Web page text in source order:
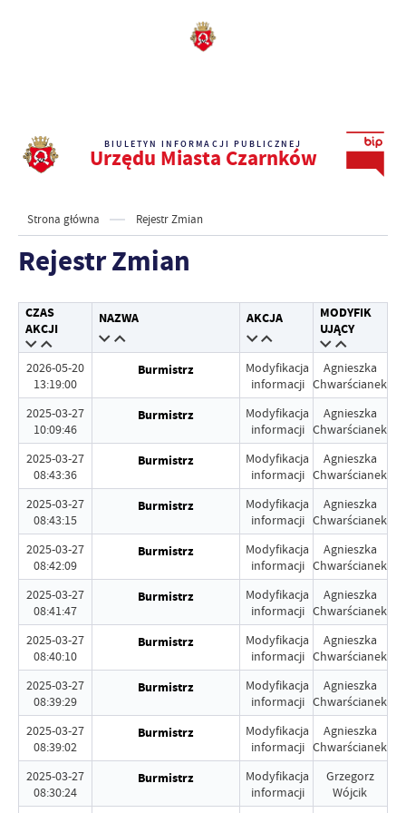
BIULETYN INFORMACJI PUBLICZNEJ
Urzędu Miasta Czarnków
Strona główna Rejestr Zmian
Rejestr Zmian
CZAS
AKCJI
NAZWA AKCJA
MODYFIK
UJĄCY
2026-05-20
13:19:00
Burmistrz
Modyfikacja
informacji
Agnieszka
Chwarścianek
2025-03-27
10:09:46
Burmistrz
Modyfikacja
informacji
Agnieszka
Chwarścianek
2025-03-27
08:43:36
Burmistrz
Modyfikacja
informacji
Agnieszka
Chwarścianek
2025-03-27
08:43:15
Burmistrz
Modyfikacja
informacji
Agnieszka
Chwarścianek
2025-03-27
08:42:09
Burmistrz
Modyfikacja
informacji
Agnieszka
Chwarścianek
2025-03-27
08:41:47
Burmistrz
Modyfikacja
informacji
Agnieszka
Chwarścianek
2025-03-27
08:40:10
Burmistrz
Modyfikacja
informacji
Agnieszka
Chwarścianek
2025-03-27
08:39:29
Burmistrz
Modyfikacja
informacji
Agnieszka
Chwarścianek
2025-03-27
08:39:02
Burmistrz
Modyfikacja
informacji
Agnieszka
Chwarścianek
2025-03-27
08:30:24
Burmistrz
Modyfikacja
informacji
Grzegorz
Wójcik